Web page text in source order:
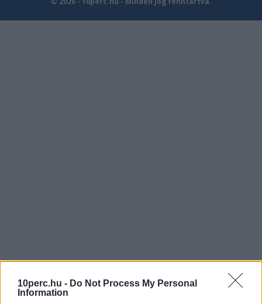
10perc.hu - Do Not Process My Personal
Information